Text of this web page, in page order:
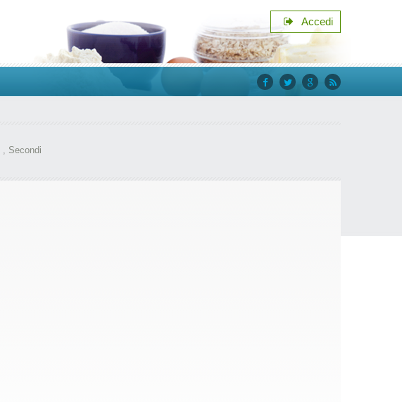
Accedi
facebook
twittergoogle+
rss
, Secondi